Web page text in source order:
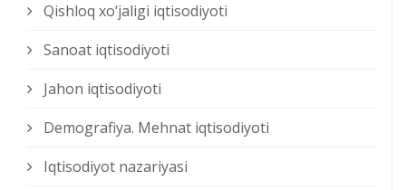
Qishloq xо‘jaligi iqtisodiyoti
Sanoat iqtisodiyoti
Jahon iqtisodiyoti
Demografiya. Mehnat iqtisodiyoti
Iqtisodiyot nazariyasi